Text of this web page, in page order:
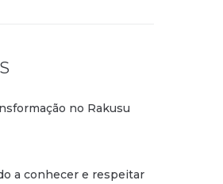
no Rakusu
a conhecer e respeitar